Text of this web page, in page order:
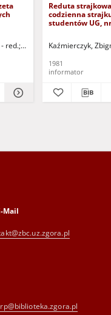
Godziuk, Cezary - red.
Jacek - red. Nawrocka,
red. Zalesiński, Jarosław - red.
Reduta
codzienna
studentów UG,
Kaźmierczyk,
1981
informator
Mail